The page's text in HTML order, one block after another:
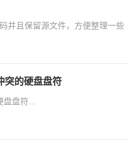
并且保留源文件，方便整理一些
突的硬盘盘符
盘盘符...